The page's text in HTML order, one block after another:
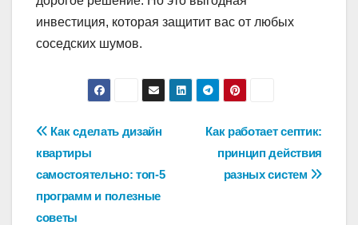
инвестиция, которая защитит вас от любых
соседских шумов.
Навигация
по
записям
Как работает септик:
принцип действия
разных систем
Как сделать дизайн
квартиры
самостоятельно: топ-5
программ и полезные
советы